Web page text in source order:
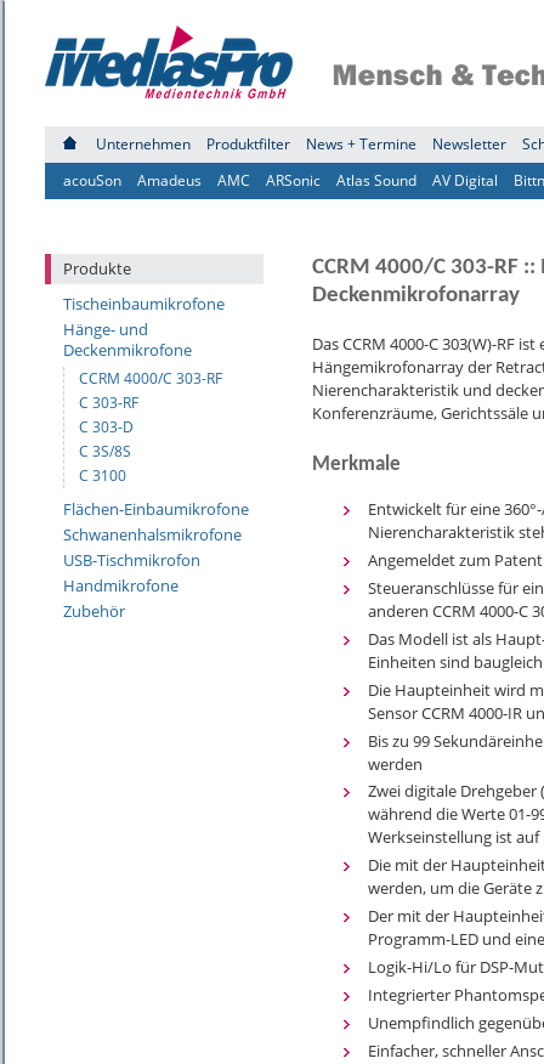
Unternehmen Produktfilter News + Termine Newsletter
acouSon
Amadeus AMC ARSonic Atlas Sound AV Digital
Produkte
Tischeinbaumikrofone
Hänge- und
Deckenmikrofone
CCRM 4000/C 303-RF
C 303-RF
C 303-D
C 3S/8S
C 3100
Flächen-Einbaumikrofone
Schwanenhalsmikrofone
USB-Tischmikrofon
Handmikrofone
Zubehör
CCRM 4000/C 303-RF
Deckenmikrofonarray
Das CCRM 4000-C 303(W)-RF
Hängemikrofonarray der
Nierencharakteristik und
Konferenzräume, Gerichtssäle
Merkmale
Entwickelt für eine
Nierencharakteristik
Angemeldet zum Patent
Steueranschlüsse für
anderen CCRM 4000-C
Das Modell ist als
Einheiten sind baugleich
Die Haupteinheit wird
Sensor CCRM 4000-IR
Bis zu 99
werden
Zwei digitale
während die Werte 01-
Werkseinstellung ist
Die mit der
werden, um die Geräte
Der mit der
Programm-LED und
Logik-Hi/Lo für DSP-
Integrierter
Unempfindlich
Einfacher, schneller